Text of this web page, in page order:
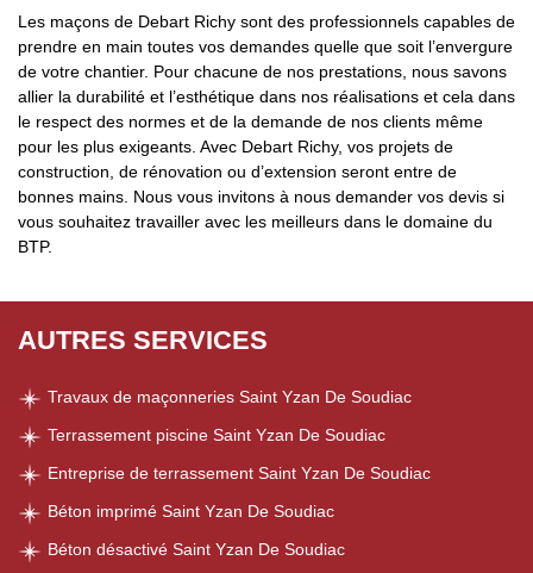
Les maçons de Debart Richy sont des professionnels capables de
prendre en main toutes vos demandes quelle que soit l’envergure
de votre chantier. Pour chacune de nos prestations, nous savons
allier la durabilité et l’esthétique dans nos réalisations et cela dans
le respect des normes et de la demande de nos clients même
pour les plus exigeants. Avec Debart Richy, vos projets de
construction, de rénovation ou d’extension seront entre de
bonnes mains. Nous vous invitons à nous demander vos devis si
vous souhaitez travailler avec les meilleurs dans le domaine du
BTP.
AUTRES SERVICES
Travaux de maçonneries Saint Yzan De Soudiac
Terrassement piscine Saint Yzan De Soudiac
Entreprise de terrassement Saint Yzan De Soudiac
Béton imprimé Saint Yzan De Soudiac
Béton désactivé Saint Yzan De Soudiac